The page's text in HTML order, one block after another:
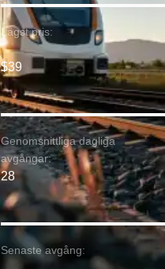
Lägst pris:
$39
Genomsnittliga dagliga
avgångar:
28
Senaste avgång: